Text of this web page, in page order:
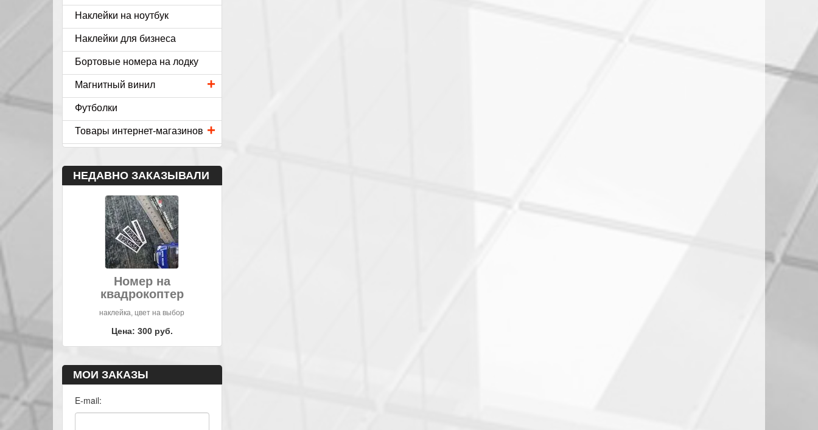
Наклейки на ноутбук
Наклейки для бизнеса
Бортовые номера на лодку
+
Магнитный винил
Футболки
+
Товары интернет-магазинов
НЕДАВНО ЗАКАЗЫВАЛИ
Номер на
квадрокоптер
наклейка, цвет на выбор
Цена: 300 руб.
МОИ ЗАКАЗЫ
E-mail: